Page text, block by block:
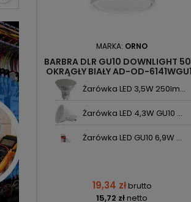
MARKA: ORNO
BARBRA DLR GU10 DOWNLIGHT
OKRĄGŁY BIAŁY AD-OD-
Żarówka LED 3,5W 250lm...
Żarówka LED 4,3W GU10 ...
Żarówka LED GU10 6,9W ...
19,34 złbrutto
15,72 złnetto